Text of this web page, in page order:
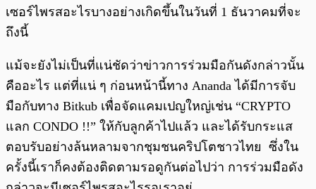
เซอร์ไพรสอะไรบางอย่างเกิดขึ้นในวันที่ 1 ธันวาคมที่จะ
ถึงนี้
แม้จะยังไม่เป็นที่แน่ชัดว่าข่าวการร่วมมือกันดังกล่าวนั้น
คืออะไร แต่ที่แน่ ๆ ก่อนหน้านี้ทาง Ananda ได้มีการจับ
มือกับทาง Bitkub เพื่อจัดแคมเปญใหญ่เช่น “CRYPTO
แลก CONDO !!” ให้กับลูกค้าไปแล้ว และได้รับกระแส
ตอบรับอย่างล้นหลามจากชุมชนคริปโตชาวไทย ซึ่งใน
ครั้งนี้เราก็คงต้องติดตามรอดูกันต่อไปว่า การร่วมมือดัง